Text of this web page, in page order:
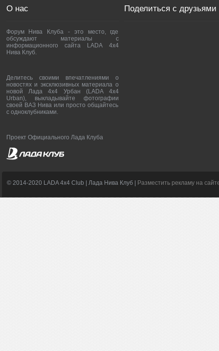
О нас
Форум Нива Клуба - это место, где
обсуждают материалы с
информационного сайта LADA 4x4
Нива Клуб.
Делитесь своими впечатлениями о
новостях и эксклюзивных материала о
новой Лада 4х4 Урбан (LADA 4x4
Urban), выкладывайте фотографии
своей ВАЗ Нива или просто общайтесь
с одноклубниками.
Проект Официального Лада Клуба
Поделиться с друзьями
© 2014-2020 LADA 4x4 Club | Лада Нива Клуб | Разместить рекламу на